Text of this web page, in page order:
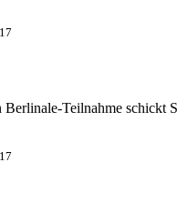
Berlinale-Teilnahme schickt